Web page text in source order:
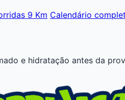
9 Km Calendário
e hidratação antes da